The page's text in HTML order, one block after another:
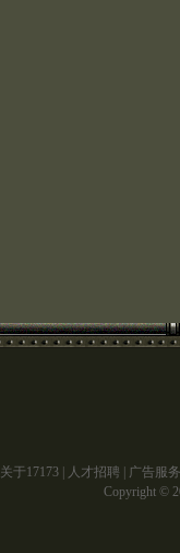
关于17173 人才招聘
广告服务
Copyright ©